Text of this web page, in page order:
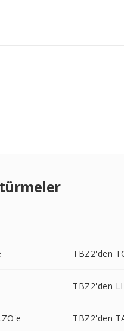
TBZ2'den
TBZ2'den
TBZ2'den